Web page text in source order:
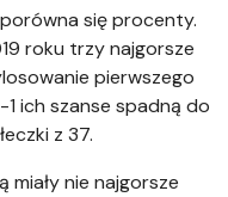
się procenty.
roku trzy najgorsze
pierwszego
ich szanse spadną do
z 37.
miały nie najgorsze